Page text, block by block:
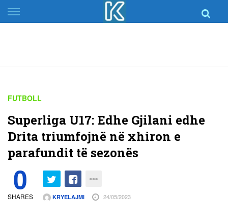
Skip
to
FUTBOLL
Superliga U17: Edhe Gjilani edhe
Drita triumfojnë në xhiron e
parafundit të sezonës
0
SHARES KRYELAJMI 24/05/2023